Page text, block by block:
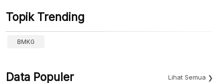
Topik Trending
BMKG
Data Populer Lihat Semua